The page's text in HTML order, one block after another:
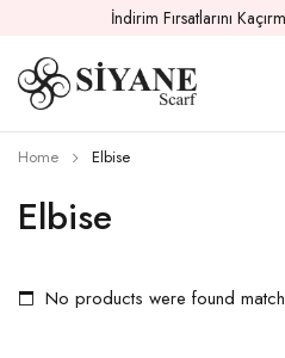
İndirim Fırsatlarını
Elbise
Home Elbise
No products were found